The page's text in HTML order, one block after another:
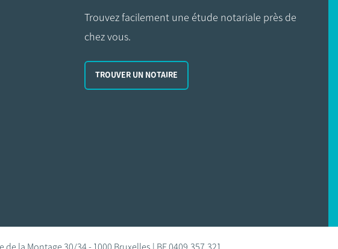
Trouvez facilement une étude notariale près de
chez vous.
TROUVER UN NOTAIRE